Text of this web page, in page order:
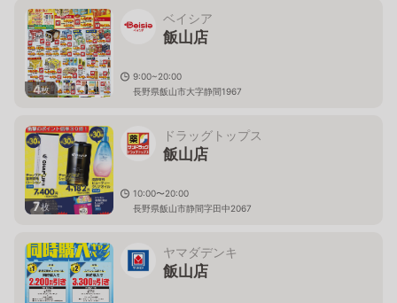
4枚
ベイシア
飯山店
9:00~20:00
長野県飯山市大字静間1967
7枚
ドラッグトップス
飯山店
10:00〜20:00
長野県飯山市静間字田中2067
ヤマダデンキ
飯山店